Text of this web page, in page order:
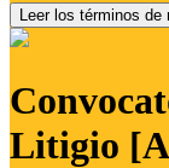
Leer los términos de
Litigio